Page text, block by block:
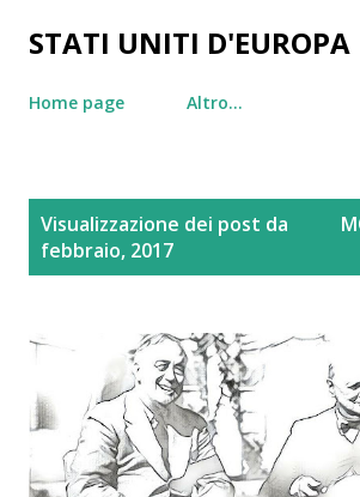
Passa ai contenuti
STATI UNITI D'EUROPA
Home page Altro…
Visualizzazione dei post da
febbraio, 2017